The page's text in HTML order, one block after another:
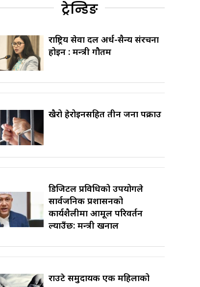
ट्रेन्डिङ
राष्ट्रिय सेवा दल अर्ध-सैन्य संरचना
होइन : मन्त्री गौतम
खैरो हेरोइनसहित तीन जना पक्राउ
डिजिटल प्रविधिको उपयोगले
सार्वजनिक प्रशासनको
कार्यशैलीमा आमूल परिवर्तन
ल्याउँछ: मन्त्री खनाल
राउटे समुदायकी एक महिलाको